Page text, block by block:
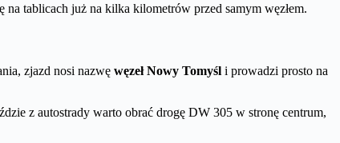
tablicach już na kilka kilometrów przed samym węzłem.
zjazd nosi nazwę węzeł Nowy Tomyśl i prowadzi prosto na
z autostrady warto obrać drogę DW 305 w stronę centrum,